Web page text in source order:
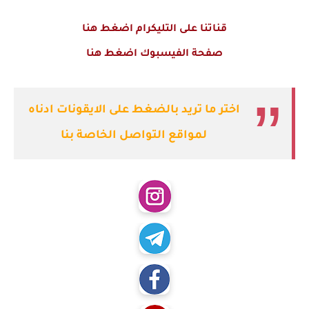
قناتنا على التليكرام اضغط هنا
صفحة الفيسبوك اضغط هنا
اختر ما تريد بالضغط على الايقونات ادناه
لمواقع التواصل الخاصة بنا